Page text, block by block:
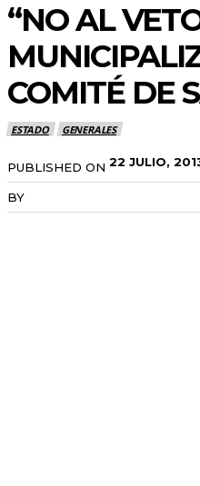
“NO AL
COMITÉ DE
ESTADO GENERALES
PUBLISHED ON 22 JULIO,
BY